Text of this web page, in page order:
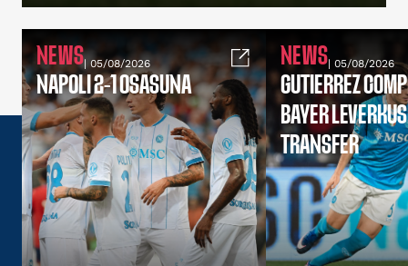
NEWS| 05/08/2026
NAPOLI 2-1 OSASUNA
NEWS| 05/08/2026
GUTIERREZ
BAYER
TRANSFER